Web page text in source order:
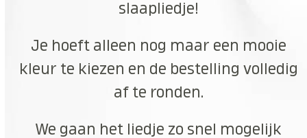
slaapliedje!
Je hoeft alleen nog maar een mooie
kleur te kiezen en de bestelling volledig
af te ronden.
We gaan het liedje zo snel mogelijk